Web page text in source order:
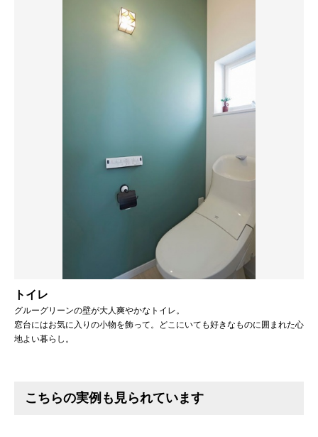
トイレ
グルーグリーンの壁が大人爽やかなトイレ。
窓台にはお気に入りの小物を飾って。どこにいても好きなものに囲まれた心
地よい暮らし。
こちらの実例も見られています